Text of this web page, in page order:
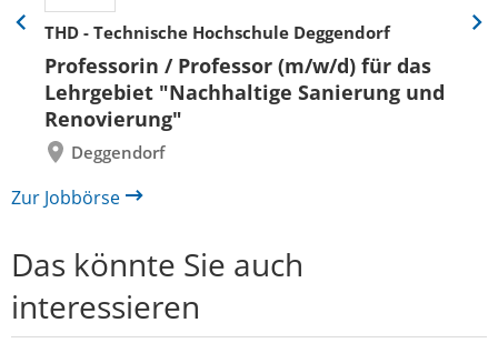
THD - Technische Hochschule Deggendorf
Professorin / Professor (m/w/d) für das
Lehrgebiet "Nachhaltige Sanierung und
Renovierung"
Deggendorf
Eine
zurück
Eine
Zur Jobbörse
Das könnte Sie auch
interessieren